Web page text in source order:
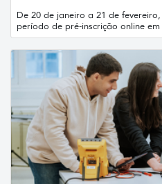
De 20 de janeiro a 21 de
período de pré-inscrição online